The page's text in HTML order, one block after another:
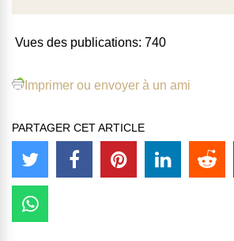
Vues des publications: 740
Imprimer ou envoyer à un ami
PARTAGER CET ARTICLE